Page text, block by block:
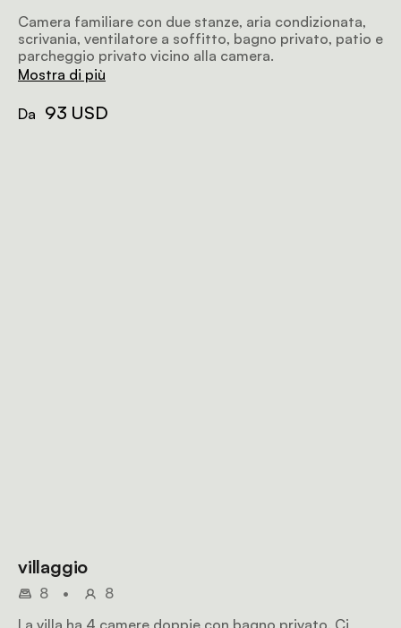
Camera familiare con due stanze, aria condizionata,
scrivania, ventilatore a soffitto, bagno privato, patio e
parcheggio privato vicino alla camera.
Mostra di più
Da 93 USD
villaggio
8 •
8
La villa ha 4 camere doppie con bagno privato. Ci